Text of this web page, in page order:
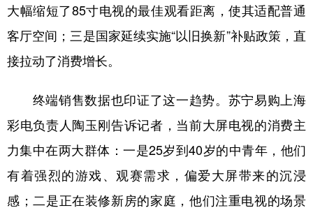
大幅缩短了85寸电视的最佳观看距离，使其适配普通
客厅空间；三是国家延续实施“以旧换新”补贴政策，直
接拉动了消费增长。
终端销售数据也印证了这一趋势。苏宁易购上海
彩电负责人陶玉刚告诉记者，当前大屏电视的消费主
力集中在两大群体：一是25岁到40岁的中青年，他们
有着强烈的游戏、观赛需求，偏爱大屏带来的沉浸
感；二是正在装修新房的家庭，他们注重电视的场景